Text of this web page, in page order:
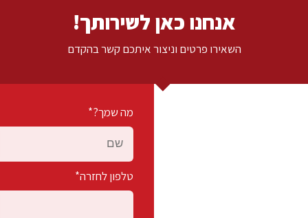
אנחנו כאן לשירותך!
השאירו פרטים וניצור איתכם קשר בהקדם
מה שמך?*
טלפון לחזרה*